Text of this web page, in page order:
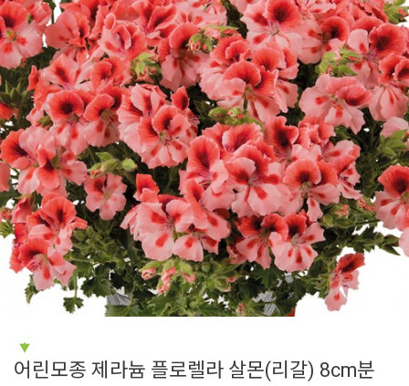
6 매발톱
7 아이비 제라늄
8 에키네시아
9 플록스
10 대국
제라늄
어린모종 제라늄 플로렐라 살몬(리갈) 8cm분